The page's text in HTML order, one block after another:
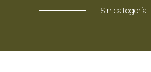
Sin categoría